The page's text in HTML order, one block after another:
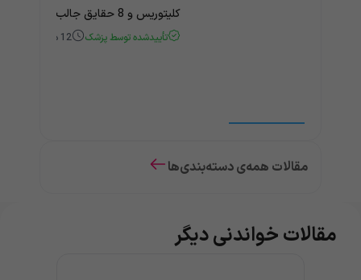
کلیتوریس و 8 حقایق جالب و باورنکردنی درباره آن
تأییدشده توسط پزشک 12 دقیقه
مقالات همه‌ی دسته‌بندی‌ها
مقالات خواندنی دیگر